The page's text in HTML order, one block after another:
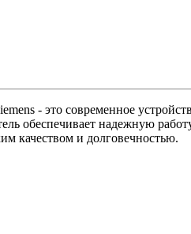
- это современное
обеспечивает надежную
качеством и долговечностью.